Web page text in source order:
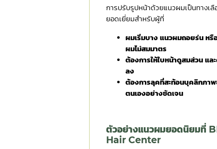
การปรับรูปหน้าด้วยแนวผมเป็นทางเลื
ยอดเยี่ยมสำหรับผู้ที่
ผมเริ่มบาง แนวผมถอยร่น หรื
ผมไม่สมมาตร
ต้องการให้ใบหน้าดูสมส่วน แล
ลง
ต้องการลุคที่สะท้อนบุคลิกภา
ตนเองอย่างชัดเจน
ตัวอย่างแนวผมยอดนิยมที่
Hair Center